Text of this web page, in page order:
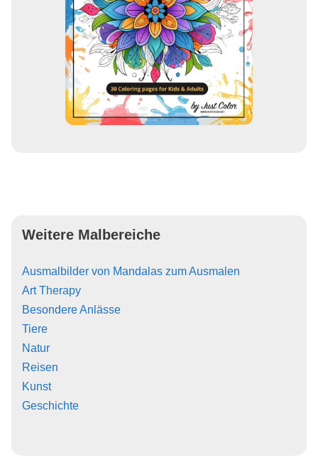
Weitere Malbereiche
Ausmalbilder von Mandalas zum Ausmalen
Art Therapy
Besondere Anlässe
Tiere
Natur
Reisen
Kunst
Geschichte